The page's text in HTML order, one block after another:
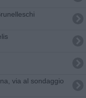
via al sondaggio